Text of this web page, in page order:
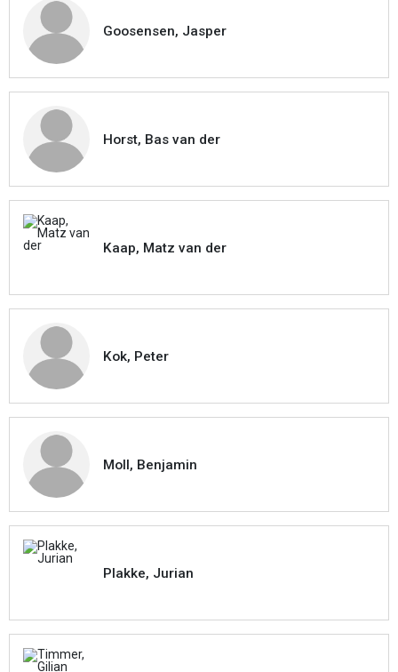
Goosensen, Jasper
Horst, Bas van der
Kaap, Matz van der
Kok, Peter
Moll, Benjamin
Plakke, Jurian